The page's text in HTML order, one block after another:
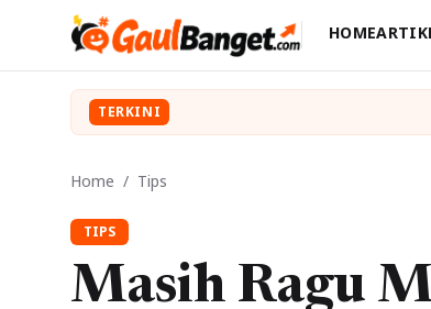
HOME
TERKINI
Home / Tips
TIPS
Masih Ragu